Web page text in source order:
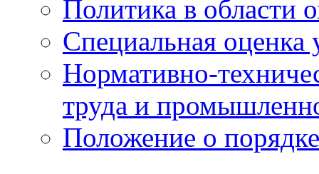
Политика в области
Специальная оценка
Нормативно-
труда и
Положение о